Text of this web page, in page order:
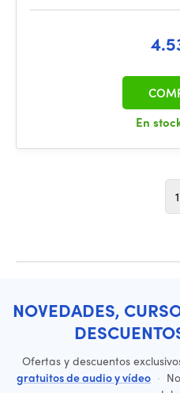
En
1
NOVEDADES,
Ofertas y descuentos
gratuitos de audio y vídeo ·